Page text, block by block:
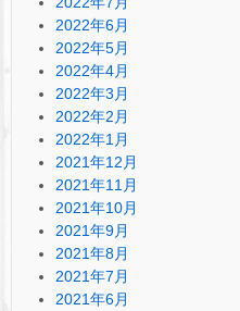
2022年6月
2022年5月
2022年4月
2022年3月
2022年2月
2022年1月
2021年12月
2021年11月
2021年10月
2021年9月
2021年8月
2021年7月
2021年6月